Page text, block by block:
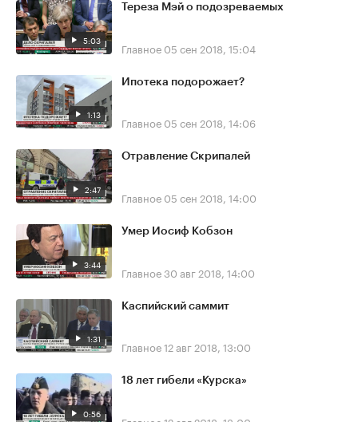
5:03
Тереза Мэй о подозреваемых
Главное 05 сен 2018, 15:04
1:13
Ипотека подорожает?
Главное 05 сен 2018, 14:06
2:47
Отравление Скрипалей
Главное 05 сен 2018, 14:00
3:44
Умер Иосиф Кобзон
Главное30 авг 2018, 14:00
1:31
Каспийский саммит
Главное12 авг 2018, 13:00
0:56
18 лет гибели «Курска»